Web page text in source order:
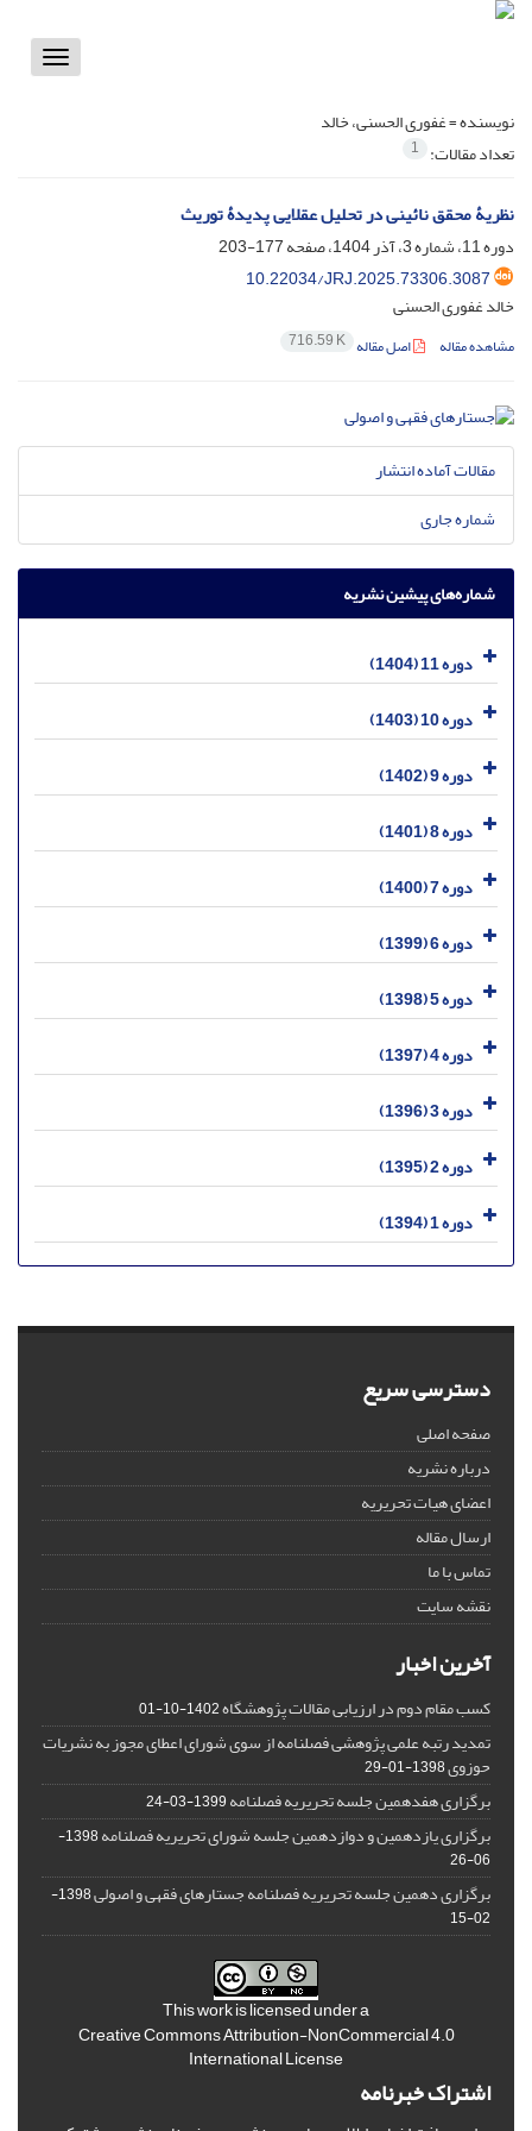
Toggle
نویسنده =غفوری الحسنی، خالد
تعداد مقالات: 1
نظریۀ محقق نائینی در تحلیل عقلایی پدیدۀ توریث
دوره 11، شماره 3، آذر 1404، صفحه
177-203
10.22034/JRJ.2025.73306.3087
خالد غفوری الحسنی
مشاهده مقاله اصل مقاله 716.59 K
مقالات آماده انتشار
شماره جاری
شماره‌های پیشین نشریه
دوره 11 (1404)
دوره 10 (1403)
دوره 9 (1402)
دوره 8 (1401)
دوره 7 (1400)
دوره 6 (1399)
دوره 5 (1398)
دوره 4 (1397)
دوره 3 (1396)
دوره 2 (1395)
دوره 1 (1394)
دسترسی سریع
صفحه اصلی
درباره نشریه
اعضای هیات تحریریه
ارسال مقاله
تماس با ما
نقشه سایت
آخرین اخبار
کسب مقام دوم در ارزیابی مقالات پژوهشگاه1402-10-01
تمدید رتبه علمی پژوهشی فصلنامه از سوی شورای اعطای مجوز به نشریات
حوزوی1398-01-29
برگزاری هفدهمین جلسه تحریریه فصلنامه1399-03-24
برگزاری یازدهمین و دوازدهمین جلسه شورای تحریریه فصلنامه
1398-
06-26
برگزاری دهمین جلسه تحریریه فصلنامه جستارهای فقهی و اصولی
1398-
02-15
This work is licensed under a
Creative Commons Attribution-NonCommercial 4.0
International License
اشتراک خبرنامه